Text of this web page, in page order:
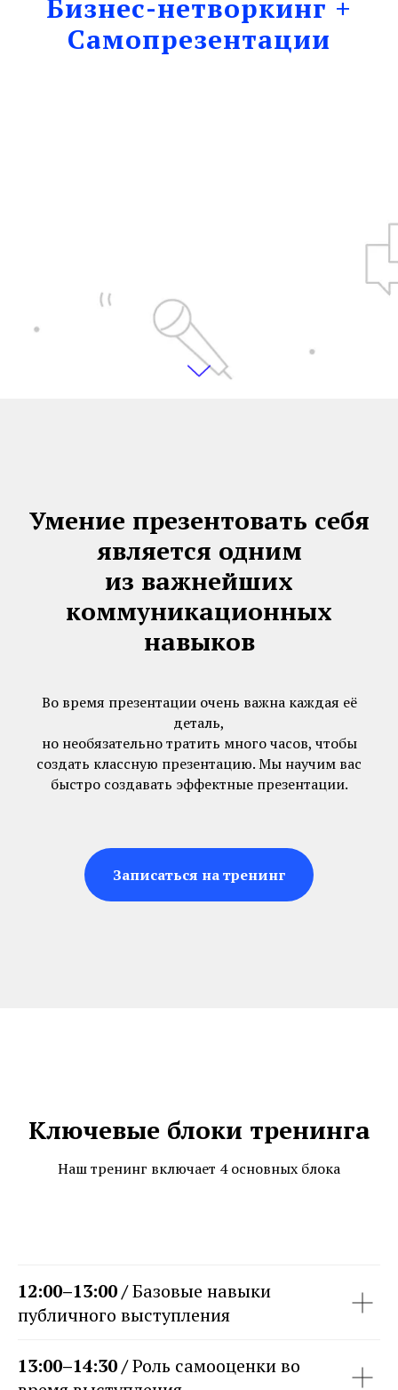
Бизнес-нетворкинг +
Cамопрезентации
Умение презентовать себя
является одним
из важнейших
коммуникационных
навыков
Во время презентации очень важна каждая её
деталь,
но необязательно тратить много часов, чтобы
создать классную презентацию. Мы научим вас
быстро создавать эффектные презентации.
Записаться на тренинг
Ключевые блоки тренинга
Наш тренинг включает 4 основных блока
12:00–13:00 /Базовые навыки
публичного выступления
13:00–14:30 /Роль самооценки во